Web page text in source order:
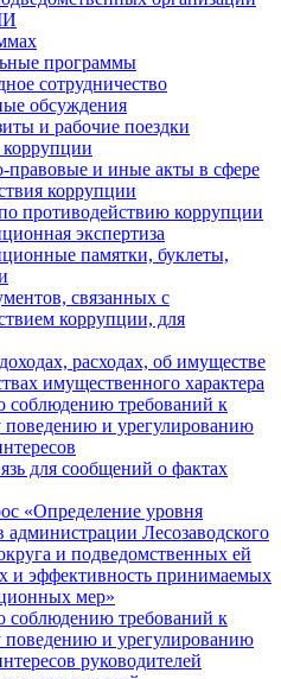
программы
сотрудничество
обсуждения
и рабочие поездки
правовые и иные акты в сфере
коррупции
противодействию коррупции
экспертиза
памятки, буклеты,
связанных с
коррупции, для
расходах, об имуществе
имущественного характера
соблюдению требований к
поведению и урегулированию
для сообщений о фактах
«Определение уровня
администрации Лесозаводского
и подведомственных ей
и эффективность принимаемых
мер»
соблюдению требований к
поведению и урегулированию
руководителей